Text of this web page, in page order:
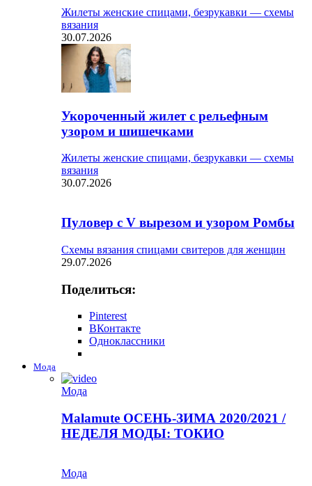
Жилеты женские спицами, безрукавки — схемы
вязания
30.07.2026
Укороченный жилет с рельефным
узором и шишечками
Жилеты женские спицами, безрукавки — схемы
вязания
30.07.2026
Пуловер с V вырезом и узором Ромбы
Схемы вязания спицами свитеров для женщин
29.07.2026
Поделиться:
Pinterest
ВКонтакте
Одноклассники
Мода
Мода
Malamute ОСЕНЬ-ЗИМА 2020/2021 /
НЕДЕЛЯ МОДЫ: ТОКИО
Мода